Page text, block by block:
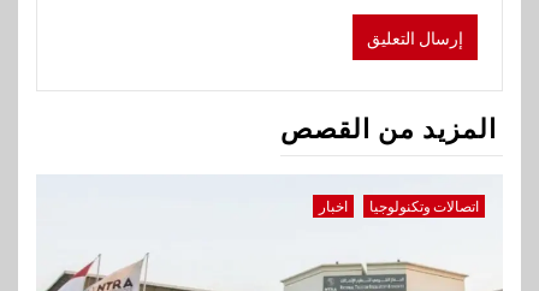
المزيد من القصص
اتصالات وتكنولوجيا اخبار